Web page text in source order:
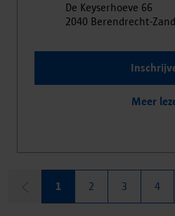
De Keyserhoeve 66
2040 Berendrecht-
Meer
1 2 3 4